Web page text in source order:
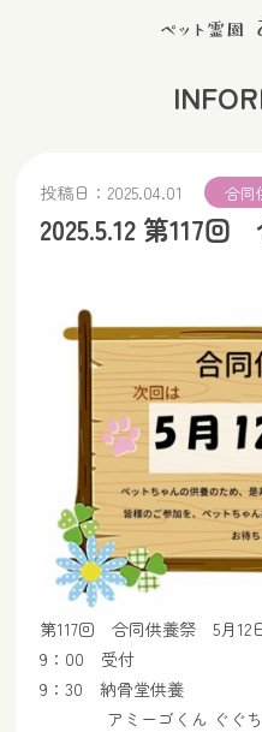
投稿日： 2025.04.01 合同
2025.5.12 第117
第117回 合同供養祭 5月12
9：00 受付
9：30 納骨堂供養
アミーゴくん ぐぐち